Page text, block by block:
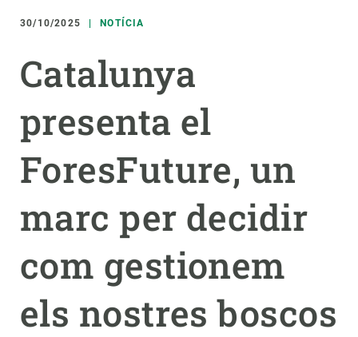
30/10/2025 NOTÍCIA
Catalunya
presenta el
ForesFuture, un
marc per decidir
com gestionem
els nostres boscos
Responsive
menu
RECERCA
CIÈNCIA EN ACCIÓ
NOTÍCIES I AGENDA